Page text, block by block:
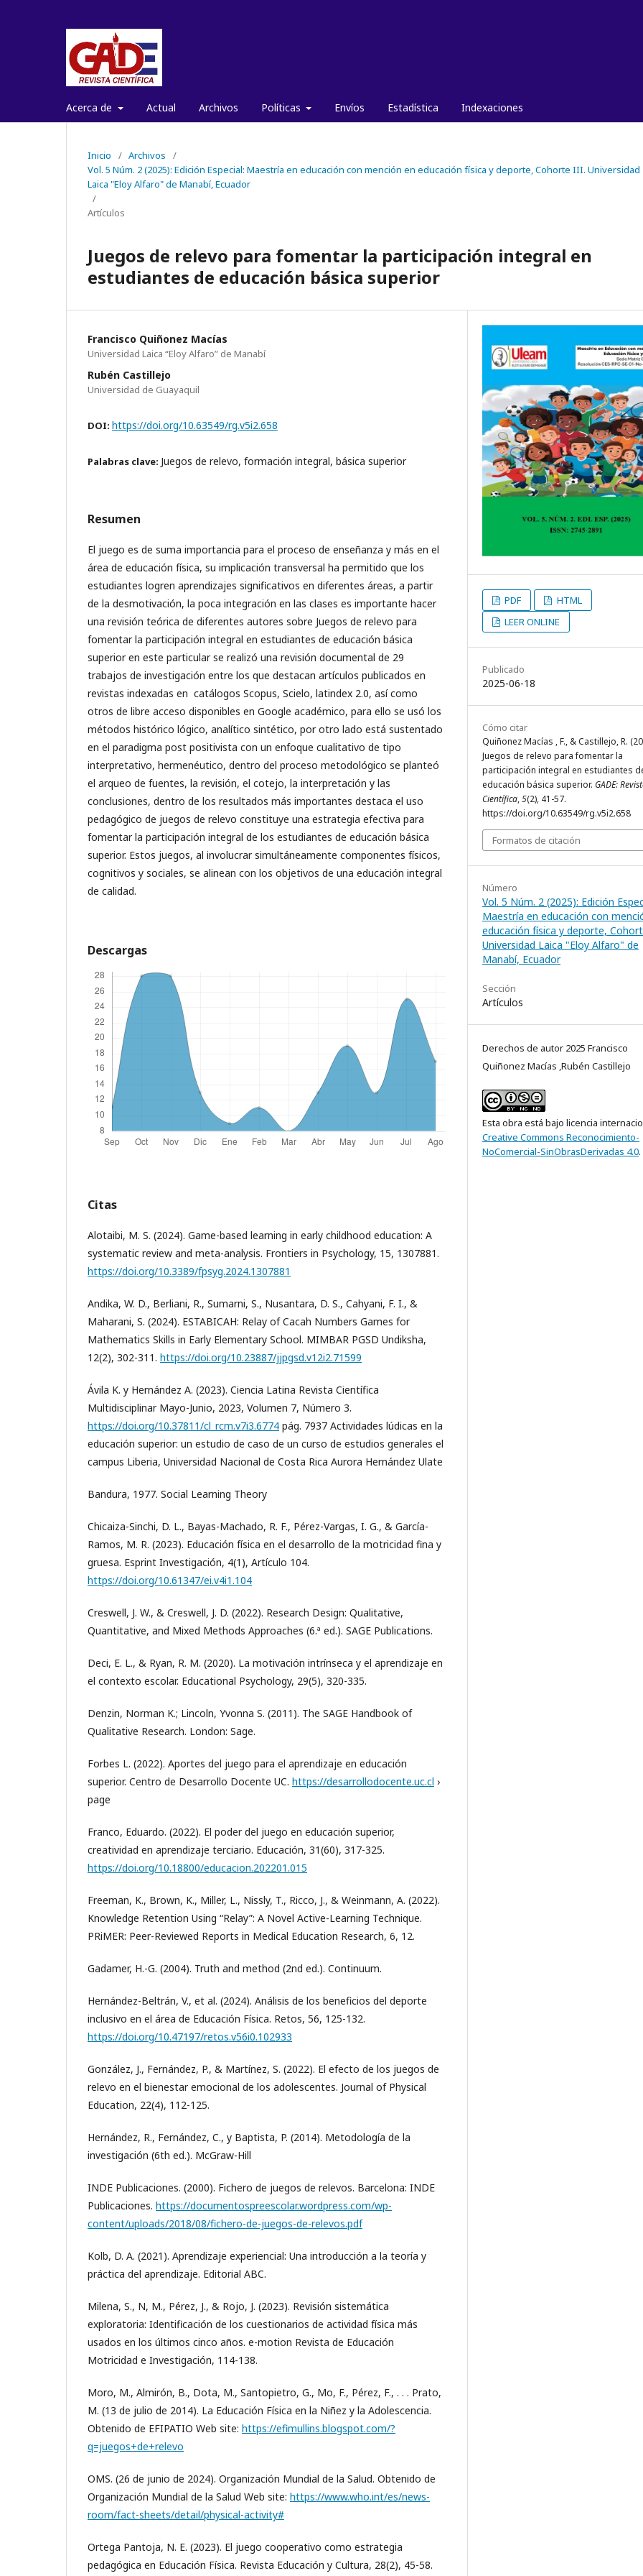
Acerca de Actual Archivos Políticas Envíos Estadística Indexaciones
Inicio / Archivos
/
Vol. 5 Núm. 2 (2025): Edición Especial: Maestría en educación con mención en educación física y deporte, Cohorte III. Universidad
Laica "Eloy Alfaro" de Manabí, Ecuador
/
Artículos
Juegos de relevo para fomentar la participación integral en
estudiantes de educación básica superior
Francisco Quiñonez Macías
Universidad Laica “Eloy Alfaro” de Manabí
Rubén Castillejo
Universidad de Guayaquil
DOI: https://doi.org/10.63549/rg.v5i2.658
Palabras clave: Juegos de relevo, formación integral, básica superior
Resumen
El juego es de suma importancia para el proceso de enseñanza y más en el
área de educación física, su implicación transversal ha permitido que los
estudiantes logren aprendizajes significativos en diferentes áreas, a partir
de la desmotivación, la poca integración en las clases es importante hacer
una revisión teórica de diferentes autores sobre Juegos de relevo para
fomentar la participación integral en estudiantes de educación básica
superior en este particular se realizó una revisión documental de 29
trabajos de investigación entre los que destacan artículos publicados en
revistas indexadas en catálogos Scopus, Scielo, latindex 2.0, así como
otros de libre acceso disponibles en Google académico, para ello se usó los
métodos histórico lógico, analítico sintético, por otro lado está sustentado
en el paradigma post positivista con un enfoque cualitativo de tipo
interpretativo, hermenéutico, dentro del proceso metodológico se planteó
el arqueo de fuentes, la revisión, el cotejo, la interpretación y las
conclusiones, dentro de los resultados más importantes destaca el uso
pedagógico de juegos de relevo constituye una estrategia efectiva para
fomentar la participación integral de los estudiantes de educación básica
superior. Estos juegos, al involucrar simultáneamente componentes físicos,
cognitivos y sociales, se alinean con los objetivos de una educación integral
de calidad.
Descargas
Citas
Alotaibi, M. S. (2024). Game-based learning in early childhood education: A
systematic review and meta-analysis. Frontiers in Psychology, 15, 1307881.
https://doi.org/10.3389/fpsyg.2024.1307881
Andika, W. D., Berliani, R., Sumarni, S., Nusantara, D. S., Cahyani, F. I., &
Maharani, S. (2024). ESTABICAH: Relay of Cacah Numbers Games for
Mathematics Skills in Early Elementary School. MIMBAR PGSD Undiksha,
12(2), 302-311. https://doi.org/10.23887/jjpgsd.v12i2.71599
Ávila K. y Hernández A. (2023). Ciencia Latina Revista Científica
Multidisciplinar Mayo-Junio, 2023, Volumen 7, Número 3.
https://doi.org/10.37811/cl_rcm.v7i3.6774 pág. 7937 Actividades lúdicas en la
educación superior: un estudio de caso de un curso de estudios generales el
campus Liberia, Universidad Nacional de Costa Rica Aurora Hernández Ulate
Bandura, 1977. Social Learning Theory
Chicaiza-Sinchi, D. L., Bayas-Machado, R. F., Pérez-Vargas, I. G., & García-
Ramos, M. R. (2023). Educación física en el desarrollo de la motricidad fina y
gruesa. Esprint Investigación, 4(1), Artículo 104.
https://doi.org/10.61347/ei.v4i1.104
Creswell, J. W., & Creswell, J. D. (2022). Research Design: Qualitative,
Quantitative, and Mixed Methods Approaches (6.ª ed.). SAGE Publications.
Deci, E. L., & Ryan, R. M. (2020). La motivación intrínseca y el aprendizaje en
el contexto escolar. Educational Psychology, 29(5), 320-335.
Denzin, Norman K.; Lincoln, Yvonna S. (2011). The SAGE Handbook of
Qualitative Research. London: Sage.
Forbes L. (2022). Aportes del juego para el aprendizaje en educación
superior. Centro de Desarrollo Docente UC. https://desarrollodocente.uc.cl ›
page
Franco, Eduardo. (2022). El poder del juego en educación superior,
creatividad en aprendizaje terciario. Educación, 31(60), 317-325.
https://doi.org/10.18800/educacion.202201.015
Freeman, K., Brown, K., Miller, L., Nissly, T., Ricco, J., & Weinmann, A. (2022).
Knowledge Retention Using “Relay”: A Novel Active-Learning Technique.
PRiMER: Peer-Reviewed Reports in Medical Education Research, 6, 12.
Gadamer, H.-G. (2004). Truth and method (2nd ed.). Continuum.
Hernández-Beltrán, V., et al. (2024). Análisis de los beneficios del deporte
inclusivo en el área de Educación Física. Retos, 56, 125-132.
https://doi.org/10.47197/retos.v56i0.102933
González, J., Fernández, P., & Martínez, S. (2022). El efecto de los juegos de
relevo en el bienestar emocional de los adolescentes. Journal of Physical
Education, 22(4), 112-125.
Hernández, R., Fernández, C., y Baptista, P. (2014). Metodología de la
investigación (6th ed.). McGraw-Hill
INDE Publicaciones. (2000). Fichero de juegos de relevos. Barcelona: INDE
Publicaciones. https://documentospreescolar.wordpress.com/wp-
content/uploads/2018/08/fichero-de-juegos-de-relevos.pdf
Kolb, D. A. (2021). Aprendizaje experiencial: Una introducción a la teoría y
práctica del aprendizaje. Editorial ABC.
Milena, S., N, M., Pérez, J., & Rojo, J. (2023). Revisión sistemática
exploratoria: Identificación de los cuestionarios de actividad física más
usados en los últimos cinco años. e-motion Revista de Educación
Motricidad e Investigación, 114-138.
Moro, M., Almirón, B., Dota, M., Santopietro, G., Mo, F., Pérez, F., . . . Prato,
M. (13 de julio de 2014). La Educación Física en la Niñez y la Adolescencia.
Obtenido de EFIPATIO Web site: https://efimullins.blogspot.com/?
q=juegos+de+relevo
OMS. (26 de junio de 2024). Organización Mundial de la Salud. Obtenido de
Organización Mundial de la Salud Web site: https://www.who.int/es/news-
room/fact-sheets/detail/physical-activity#
Ortega Pantoja, N. E. (2023). El juego cooperativo como estrategia
pedagógica en Educación Física. Revista Educación y Cultura, 28(2), 45-58.
PDF
HTML
LEER ONLINE
Publicado
2025-06-18
Cómo citar
Quiñonez Macías , F., & Castillejo, R.
Juegos de relevo para fomentar la
participación integral en estudiantes
educación básica superior. GADE:
Científica,5(2), 41-57.
https://doi.org/10.63549/rg.v5i2.658
Formatos de citación
Número
Vol. 5 Núm. 2 (2025): Edición
Maestría en educación con
educación física y deporte,
Universidad Laica "Eloy Alfaro" de
Manabí, Ecuador
Sección
Artículos
Derechos de autor 2025 Francisco
Quiñonez Macías ,Rubén Castillejo
Esta obra está bajo licencia
Creative Commons Reconocimiento-
NoComercial-SinObrasDerivadas 4.0.